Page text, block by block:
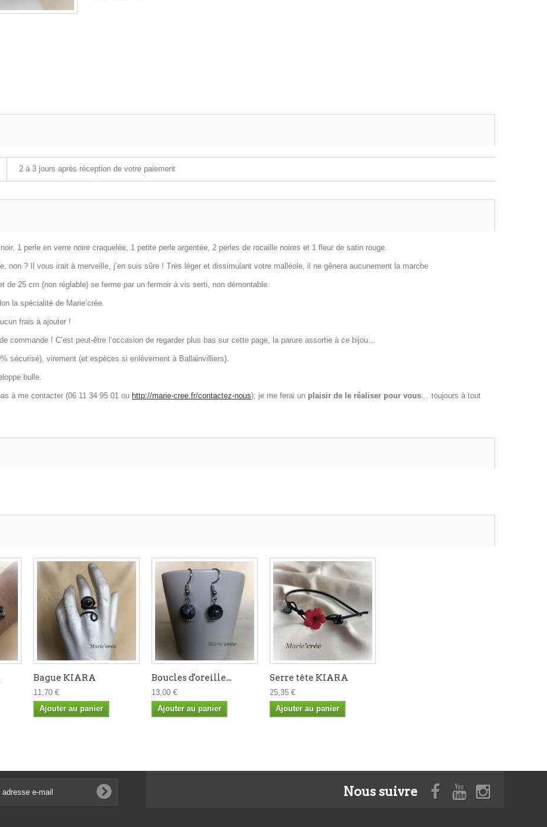
2 à 3 jours après réception de votre paiement
1 perle en verre noire craquelée, 1 petite perle argentée, 2 perles de rocaille noires et 1 fleur de satin rouge.
non ? Il vous irait à merveille, j’en suis sûre ! Très léger et dissimulant votre malléole, il ne gênera aucunement la marche
de 25 cm (non réglable) se ferme par un fermoir à vis serti, non démontable.
la spécialité de Marie’crée.
frais à ajouter !
commande ! C’est peut-être l’occasion de regarder plus bas sur cette page, la parure assortie à ce bijou…
sécurisé), virement (et espèces si enlèvement à Ballainvilliers).
bulle.
à me contacter (06 11 34 95 01 ou http://marie-cree.fr/contactez-nous); je me ferai un plaisir de le réaliser pour vous … toujours à tout
Bague KIARA
11,70 €
Ajouter au panier
Boucles d'oreille...
13,00 €
Ajouter au panier
Serre tête KIARA
25,35 €
Ajouter au panier
Nous suivre